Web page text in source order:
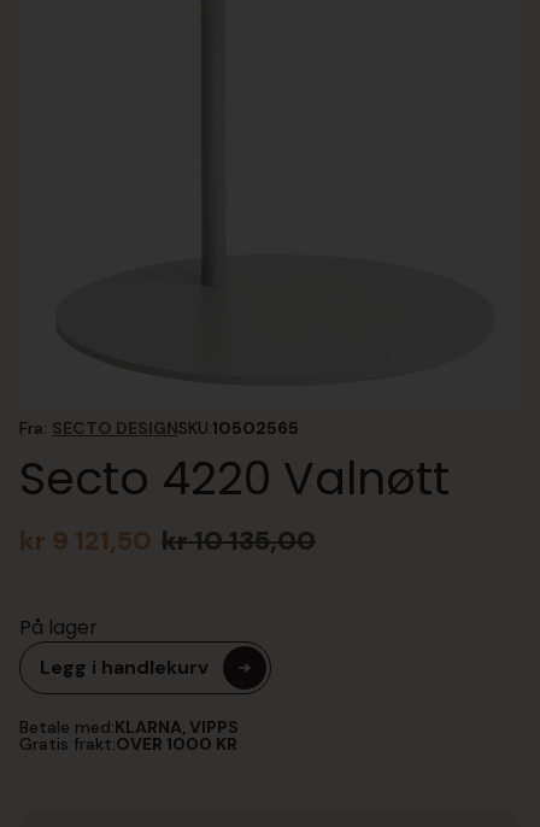
Fra: SECTO DESIGNSKU:10502565
Secto 4220 Valnøtt
kr10 135,00
Opprinnelig
kr 10
135,00.
kr 9 121,50
Nåværende
kr 9
121,50.
På lager
Legg i handlekurv
Betale med:KLARNA, VIPPS
Gratis frakt:OVER 1000 KR